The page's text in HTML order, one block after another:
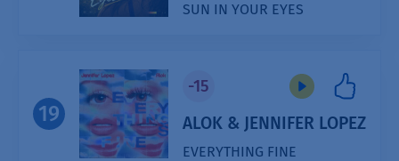
SUN IN YOUR EYES
19
-15
ALOK & JENNIFER LOPEZ
EVERYTHING FINE